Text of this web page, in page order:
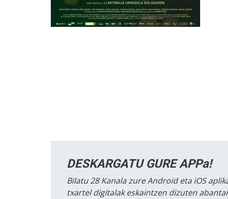
DESKARGATU GURE APPa!
Bilatu 28 Kanala zure Android eta iOS
txartel digitalak eskaintzen dizuten